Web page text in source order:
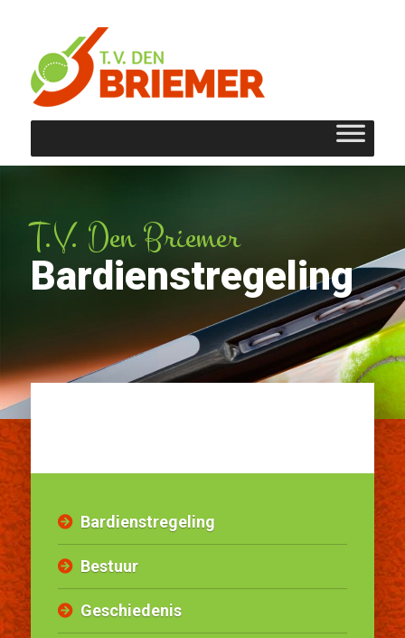
T.V. Den Briemer
Bardienstregeling
Bardienstregeling
Bestuur
Geschiedenis